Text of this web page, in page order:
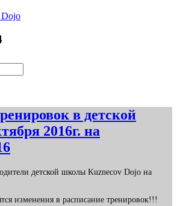
в детской
2016г. на
детской школы Kuznecov Dojo на
изменения в расписание тренировок!!!